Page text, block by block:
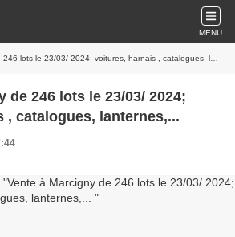
MENU
lots le 23/03/ 2024; voitures, harnais , catalogues, lanternes,...
de 246 lots le 23/03/ 2024;
, catalogues, lanternes,...